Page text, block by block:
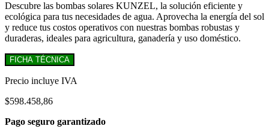
Descubre las bombas solares KUNZEL, la solución eficiente y
ecológica para tus necesidades de agua. Aprovecha la energía del sol
y reduce tus costos operativos con nuestras bombas robustas y
duraderas, ideales para agricultura, ganadería y uso doméstico.
FICHA TÉCNICA
Precio incluye IVA
$598.458,86
Pago seguro garantizado